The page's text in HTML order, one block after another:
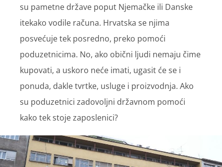
su pametne države poput Njemačke ili Danske
itekako vodile računa. Hrvatska se njima
posvećuje tek posredno, preko pomoći
poduzetnicima. No, ako obični ljudi nemaju čime
kupovati, a uskoro neće imati, ugasit će se i
ponuda, dakle tvrtke, usluge i proizvodnja. Ako
su poduzetnici zadovoljni državnom pomoći
kako tek stoje zaposlenici?